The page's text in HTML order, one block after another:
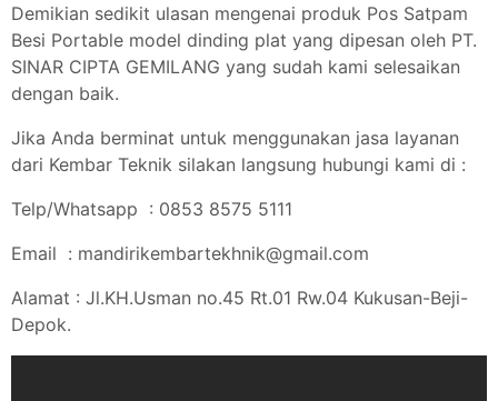
Demikian sedikit ulasan mengenai produk Pos Satpam
Besi Portable model dinding plat yang dipesan oleh PT.
SINAR CIPTA GEMILANG yang sudah kami selesaikan
dengan baik.
Jika Anda berminat untuk menggunakan jasa layanan
dari Kembar Teknik silakan langsung hubungi kami di :
Telp/Whatsapp : 0853 8575 5111
Email : mandirikembartekhnik@gmail.com
Alamat : Jl.KH.Usman no.45 Rt.01 Rw.04 Kukusan-Beji-
Depok.